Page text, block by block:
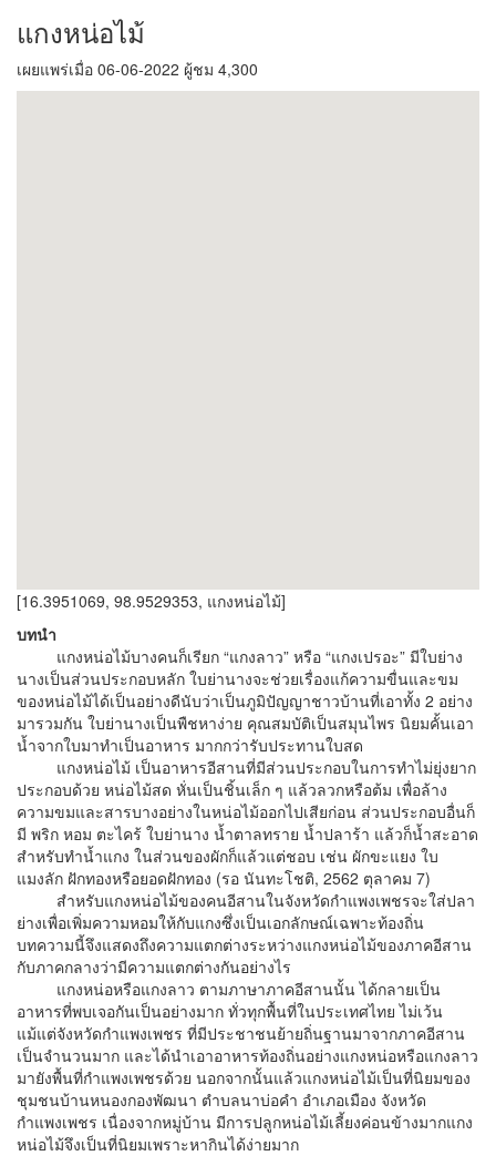
แกงหน่อไม้
เผยแพร่เมื่อ 06-06-2022 ผู้ชม 4,300
[16.3951069, 98.9529353, แกงหน่อไม้]
บทนำ
แกงหน่อไม้บางคนก็เรียก “แกงลาว” หรือ “แกงเปรอะ” มีใบย่าง
นางเป็นส่วนประกอบหลัก ใบย่านางจะช่วยเรื่องแก้ความขื่นและขม
ของหน่อไม้ได้เป็นอย่างดีนับว่าเป็นภูมิปัญญาชาวบ้านที่เอาทั้ง 2 อย่าง
มารวมกัน ใบย่านางเป็นพืชหาง่าย คุณสมบัติเป็นสมุนไพร นิยมคั้นเอา
น้ำจากใบมาทำเป็นอาหาร มากกว่ารับประทานใบสด
แกงหน่อไม้ เป็นอาหารอีสานที่มีส่วนประกอบในการทำไม่ยุ่งยาก
ประกอบด้วย หน่อไม้สด หั่นเป็นชิ้นเล็ก ๆ แล้วลวกหรือต้ม เพื่อล้าง
ความขมและสารบางอย่างในหน่อไม้ออกไปเสียก่อน ส่วนประกอบอื่นก็
มี พริก หอม ตะไคร้ ใบย่านาง น้ำตาลทราย น้ำปลาร้า แล้วก็น้ำสะอาด
สำหรับทำน้ำแกง ในส่วนของผักก็แล้วแต่ชอบ เช่น ผักขะแยง ใบ
แมงลัก ฝักทองหรือยอดฝักทอง (รอ นันทะโชติ, 2562 ตุลาคม 7)
สำหรับแกงหน่อไม้ของคนอีสานในจังหวัดกำแพงเพชรจะใส่ปลา
ย่างเพื่อเพิ่มความหอมให้กับแกงซึ่งเป็นเอกลักษณ์เฉพาะท้องถิ่น
บทความนี้จึงแสดงถึงความแตกต่างระหว่างแกงหน่อไม้ของภาคอีสาน
กับภาคกลางว่ามีความแตกต่างกันอย่างไร
แกงหน่อหรือแกงลาว ตามภาษาภาคอีสานนั้น ได้กลายเป็น
อาหารที่พบเจอกันเป็นอย่างมาก ทั่วทุกพื้นที่ในประเทศไทย ไม่เว้น
แม้แต่จังหวัดกำแพงเพชร ที่มีประชาชนย้ายถิ่นฐานมาจากภาคอีสาน
เป็นจำนวนมาก และได้นำเอาอาหารท้องถิ่นอย่างแกงหน่อหรือแกงลาว
มายังพื้นที่กำแพงเพชรด้วย นอกจากนั้นแล้วแกงหน่อไม้เป็นที่นิยมของ
ชุมชนบ้านหนองกองพัฒนา ตำบลนาบ่อคำ อำเภอเมือง จังหวัด
กำแพงเพชร เนื่องจากหมู่บ้าน มีการปลูกหน่อไม้เลี้ยงค่อนข้างมากแกง
หน่อไม้จึงเป็นที่นิยมเพราะหากินได้ง่ายมาก